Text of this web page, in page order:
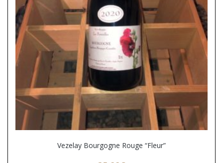
Vezelay Bourgogne Rouge “Fleur”